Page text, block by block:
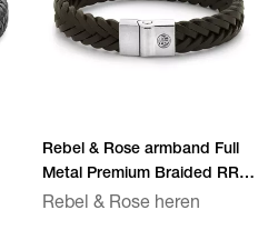
Rebel & Rose armband Full
Metal Premium Braided RR-
M0060-S
Rebel & Rose heren